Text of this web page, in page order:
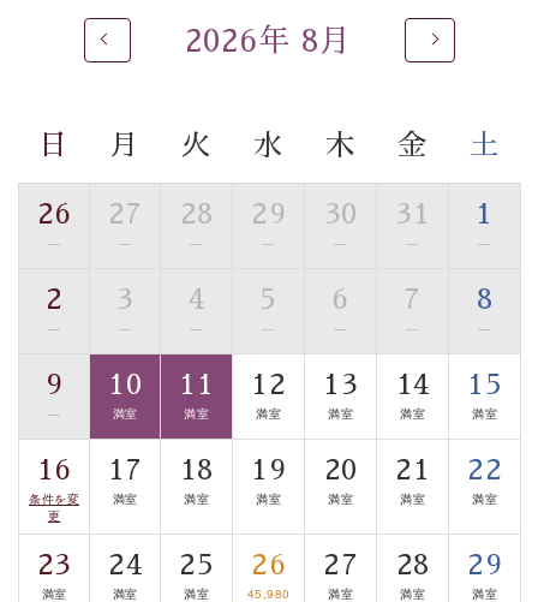
【温泉】
るご入浴をお愉しみください。
■お座敷風呂（大浴場）
温泉の成分に合わせ、防菌防カビの特殊素材の畳を使
用。 足元が柔らかく、そして滑りにくい畳のお風呂で
※男性大浴場までのご移動には階段がございます。 予め
ご了承のほどお願いいたします。
■貸切温泉風呂 （40分無料）
眺望はございませんが、源泉掛け流しの温泉の質を楽し
む貸切温泉風呂です。ゆったりといやされるプライベー
トな空間をお愉しみください。
【旅】
■諏訪大社4社を巡る無料参拝バス
2026年 8月
日 月 火 水 木 金 土
26
—
27
—
28
—
29
—
30
—
31
—
1
—
2
—
3
—
4
—
5
—
6
—
7
—
8
—
9
—
10
満室
11
満室
12
満室
13
満室
14
満室
15
満室
16
条件を変
更
17
満室
18
満室
19
満室
20
満室
21
満室
22
満室
23
満室
24
満室
25
満室
26
45,980
27
満室
28
満室
29
満室